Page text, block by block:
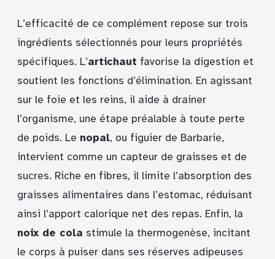
L’efficacité de ce complément repose sur trois
ingrédients sélectionnés pour leurs propriétés
spécifiques. L’artichaut favorise la digestion et
soutient les fonctions d’élimination. En agissant
sur le foie et les reins, il aide à drainer
l’organisme, une étape préalable à toute perte
de poids. Le nopal, ou figuier de Barbarie,
intervient comme un capteur de graisses et de
sucres. Riche en fibres, il limite l’absorption des
graisses alimentaires dans l’estomac, réduisant
ainsi l’apport calorique net des repas. Enfin, la
noix de cola stimule la thermogenèse, incitant
le corps à puiser dans ses réserves adipeuses